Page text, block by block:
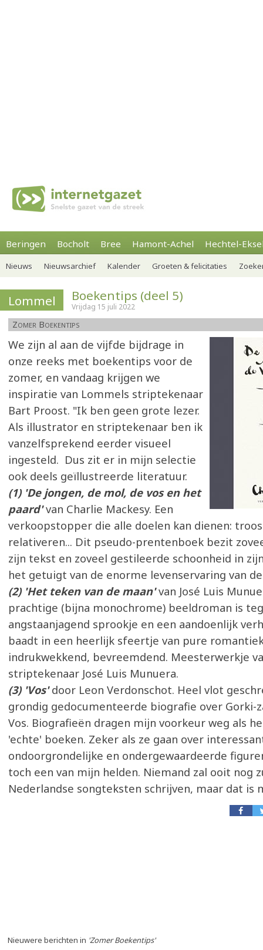
Beringen Bocholt Bree Hamont-Achel Hechtel-
Nieuws Nieuwsarchief Kalender Groeten & felicitaties
Lommel Boekentips (deel 5)
Vrijdag 15 juli 2022
Zomer Boekentips
We zijn al aan de vijfde bijdrage in
onze reeks met boekentips voor de
zomer, en vandaag krijgen we
inspiratie van Lommels striptekenaar
Bart Proost. "Ik ben geen grote lezer.
Als illustrator en striptekenaar ben ik
vanzelfsprekend eerder visueel
ingesteld. Dus zit er in mijn selectie
ook deels geïllustreerde literatuur.
(1) 'De jongen, de mol, de vos en het
paard'van Charlie Mackesy. Een
verkoopstopper die alle doelen kan dienen:
relativeren... Dit pseudo-prentenboek bezit
zijn tekst en zoveel gestileerde schoonheid in
het getuigt van de enorme levenservaring van
(2) 'Het teken van de maan' van José Luis
prachtige (bijna monochrome) beeldroman is
angstaanjagend sprookje en een aandoenlijk
baadt in een heerlijk sfeertje van pure
indrukwekkend, bevreemdend. Meesterwerkje
striptekenaar José Luis Munuera.
(3) 'Vos'door Leon Verdonschot. Heel vlot
grondig gedocumenteerde biografie over Gorki-
Vos. Biografieën dragen mijn voorkeur weg als
'echte' boeken. Zeker als ze gaan over
ondoorgrondelijke en ondergewaardeerde
toch een van mijn helden. Niemand zal ooit nog
Nederlandse songteksten schrijven, maar dat is
Nieuwere berichten in 'Zomer Boekentips'